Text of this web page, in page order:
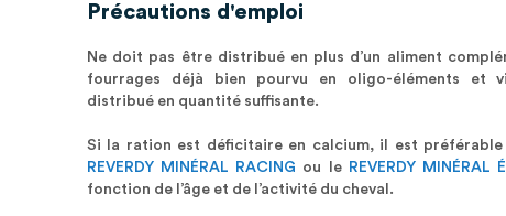
Précautions d'emploi
Ne doit pas être distribué en plus d’un aliment
fourrages déjà bien pourvu en oligo-éléments et
distribué en quantité suffisante.
Si la ration est déficitaire en calcium, il est préférable
REVERDY MINÉRAL RACING ou le REVERDY MINÉRAL
fonction de l’âge et de l’activité du cheval.